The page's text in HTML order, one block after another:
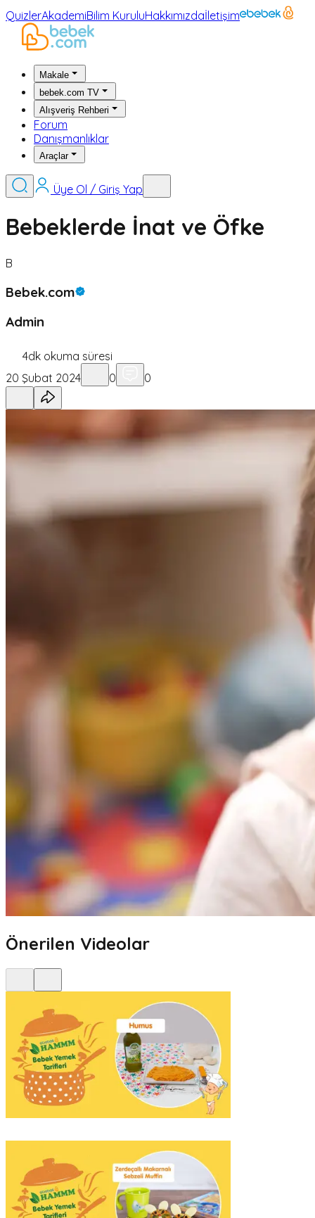
QuizlerAkademiBilim KuruluHakkımızdaİletişim
Makale
bebek.com TV
Alışveriş Rehberi
Forum
Danışmanlıklar
Araçlar
Üye Ol / Giriş Yap
Bebeklerde İnat ve Öfke
B
Bebek.com
Admin
4dk okuma süresi
20 Şubat 2024
0 0
Önerilen Videolar